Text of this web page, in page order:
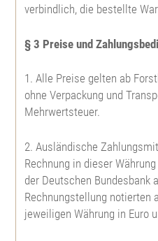
Japanische Lärche
Hybrid Lärche
Fichte
Serbische Fichte
Blaufichte
Schwarznuß
Walnuß
Wildkirsche, Vogelkirsche
Frühe Traubenkirsche
Stieleiche
Mammutbaum
Küstenmammutbaum
Gingko biloba
Tulpenbaum
Abies koreana
Kornelkirsche
Roter Hartriegel
Haselnuß
Ölweide
Pfaffenhüttchen
Nordmannstanne
Fichte
Blaufichte
Schwarzkiefer
verbindlich, die bestellte
§ 3 Preise und
1. Alle Preise gelten ab
ohne Verpackung und
Mehrwertsteuer.
2. Ausländische
Rechnung in dieser
der Deutschen Bundesbank
Rechnungstellung notierten
jeweiligen Währung in Euro